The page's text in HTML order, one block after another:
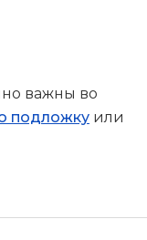
важны во
подложку или